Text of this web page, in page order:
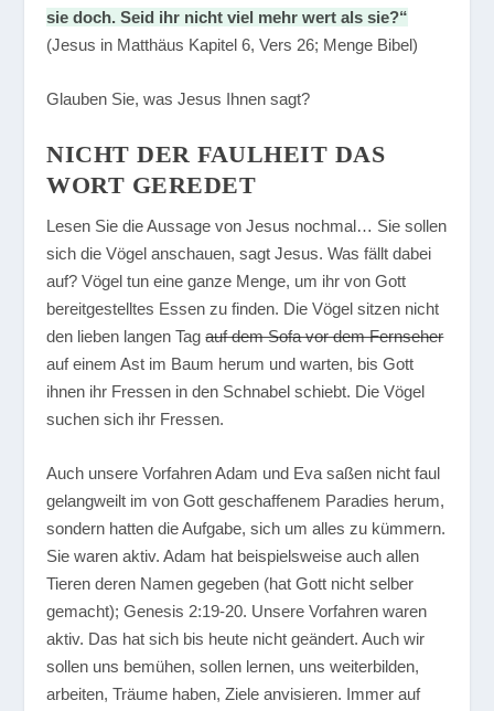
sie doch. Seid ihr nicht viel mehr wert als sie?“
(Jesus in Matthäus Kapitel 6, Vers 26; Menge Bibel)
Glauben Sie, was Jesus Ihnen sagt?
NICHT DER FAULHEIT DAS
WORT GEREDET
Lesen Sie die Aussage von Jesus nochmal… Sie sollen
sich die Vögel anschauen, sagt Jesus. Was fällt dabei
auf? Vögel tun eine ganze Menge, um ihr von Gott
bereitgestelltes Essen zu finden. Die Vögel sitzen nicht
den lieben langen Tagauf dem Sofa vor dem Fernseher
auf einem Ast im Baum herum und warten, bis Gott
ihnen ihr Fressen in den Schnabel schiebt. Die Vögel
suchen sich ihr Fressen.
Auch unsere Vorfahren Adam und Eva saßen nicht faul
gelangweilt im von Gott geschaffenem Paradies herum,
sondern hatten die Aufgabe, sich um alles zu kümmern.
Sie waren aktiv. Adam hat beispielsweise auch allen
Tieren deren Namen gegeben (hat Gott nicht selber
gemacht); Genesis 2:19-20. Unsere Vorfahren waren
aktiv. Das hat sich bis heute nicht geändert. Auch wir
sollen uns bemühen, sollen lernen, uns weiterbilden,
arbeiten, Träume haben, Ziele anvisieren. Immer auf